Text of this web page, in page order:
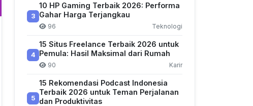
3
10 HP Gaming Terbaik 2026: Performa
Gahar Harga Terjangkau
96 Teknologi
4
15 Situs Freelance Terbaik 2026 untuk
Pemula: Hasil Maksimal dari Rumah
90 Karir
5
15 Rekomendasi Podcast Indonesia
Terbaik 2026 untuk Teman Perjalanan
dan Produktivitas